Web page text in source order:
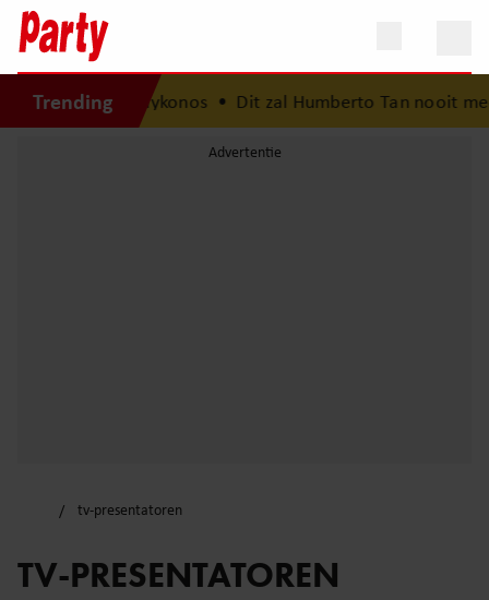
Trendingop Mykonos•Dit zal Humberto Tan nooit
tv-presentatoren
TV-PRESENTATOREN